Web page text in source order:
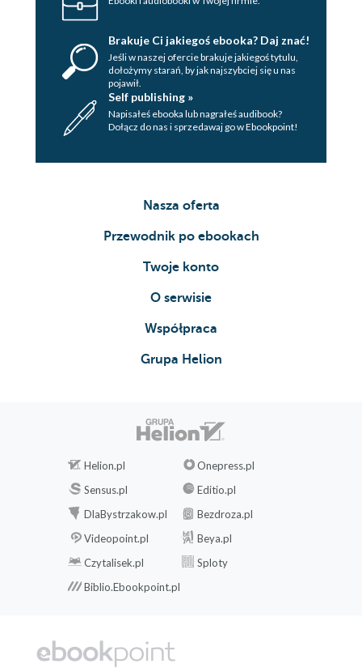
Brakuje Ci jakiegoś ebooka? Daj znać!
Jeśli w naszej ofercie brakuje jakiegoś tytulu,
dołożymy starań, by jak najszybciej się u nas
pojawił.
Self publishing »
Napisałeś ebooka lub nagrałeś audibook?
Dołącz do nas i sprzedawaj go w Ebookpoint!
Nasza oferta
Przewodnik po ebookach
Twoje konto
O serwisie
Współpraca
Grupa Helion
Helion.pl
Onepress.pl
Sensus.pl
Editio.pl
DlaBystrzakow.pl
Bezdroza.pl
Videopoint.pl
Beya.pl
Czytalisek.pl
Sploty
Biblio.Ebookpoint.pl